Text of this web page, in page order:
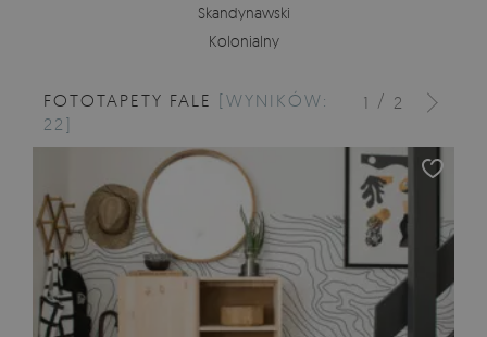
Skandynawski
Kolonialny
1 / 2
FOTOTAPETY FALE [WYNIKÓW:
22]